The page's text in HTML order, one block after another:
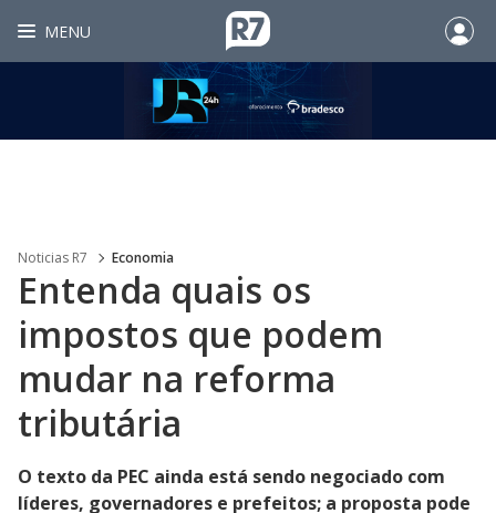
MENU
Noticias R7 Economia
Entenda quais os
impostos que podem
mudar na reforma
tributária
O texto da PEC ainda está sendo negociado com
líderes, governadores e prefeitos; a proposta pode